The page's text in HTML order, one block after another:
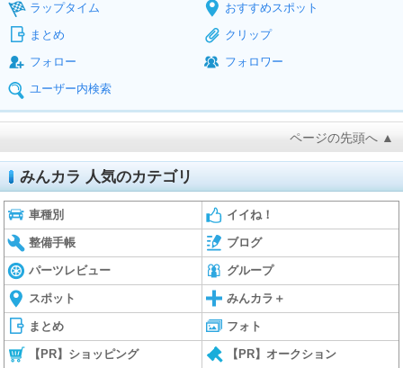
ラップタイム
おすすめスポット
まとめ
クリップ
フォロー
フォロワー
ユーザー内検索
ページの先頭へ ▲
みんカラ 人気のカテゴリ
車種別 イイね！
整備手帳 ブログ
パーツレビュー グループ
スポット みんカラ＋
まとめ フォト
【PR】ショッピング 【PR】オークション